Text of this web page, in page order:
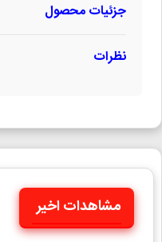
جزئیات محصول
نظرات
مشاهدات اخیر